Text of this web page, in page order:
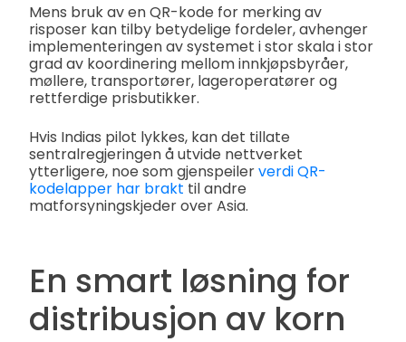
Mens bruk av en QR-kode for merking av
risposer kan tilby betydelige fordeler, avhenger
implementeringen av systemet i stor skala i stor
grad av koordinering mellom innkjøpsbyråer,
møllere, transportører, lageroperatører og
rettferdige prisbutikker.
Hvis Indias pilot lykkes, kan det tillate
sentralregjeringen å utvide nettverket
ytterligere, noe som gjenspeilerverdi QR-
kodelapper har brakt til andre
matforsyningskjeder over Asia.
En smart løsning for
distribusjon av korn